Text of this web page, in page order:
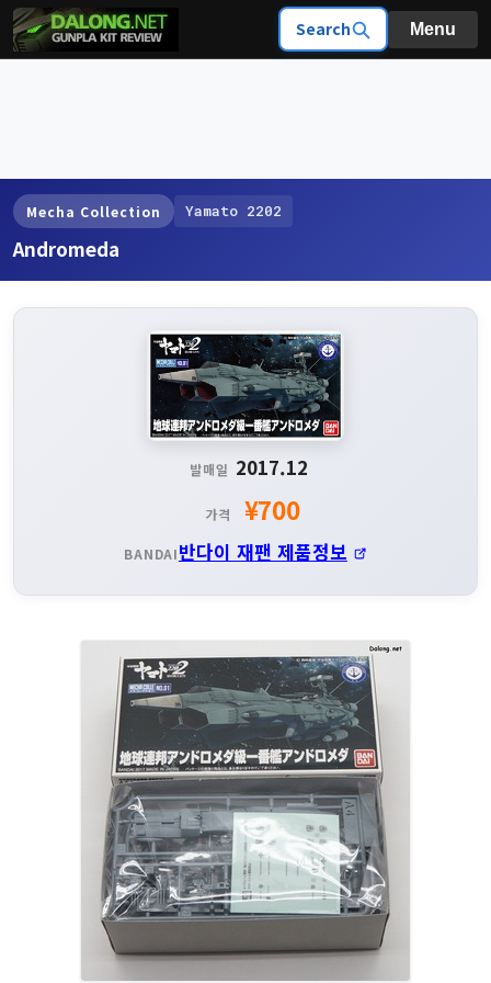
Search Menu
Mecha Collection Yamato 2202
Andromeda
발매일 2017.12
가격 ¥700
BANDAI반다이 재팬 제품정보